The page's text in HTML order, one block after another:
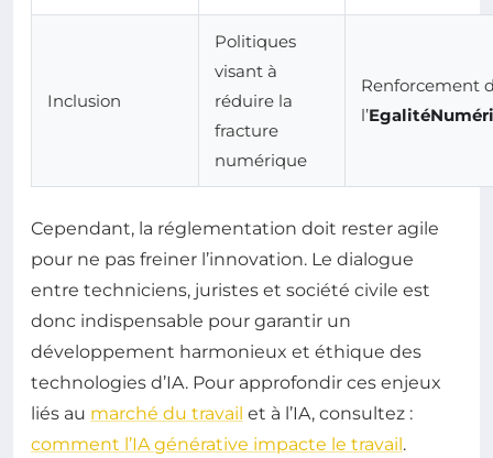
Inclusion
Politiques
visant à
réduire la
fracture
numérique
Renforcement
l’
Cependant, la réglementation doit rester agile
pour ne pas freiner l’innovation. Le dialogue
entre techniciens, juristes et société civile est
donc indispensable pour garantir un
développement harmonieux et éthique des
technologies d’IA. Pour approfondir ces enjeux
liés au marché du travail et à l’IA, consultez :
comment l’IA générative impacte le travail.